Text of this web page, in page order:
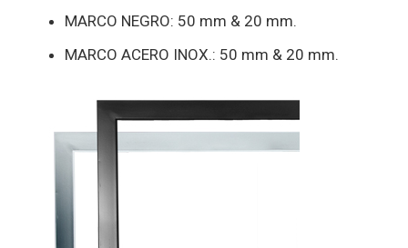
MARCO NEGRO: 50 mm & 20 mm.
MARCO ACERO INOX.: 50 mm & 20 mm.